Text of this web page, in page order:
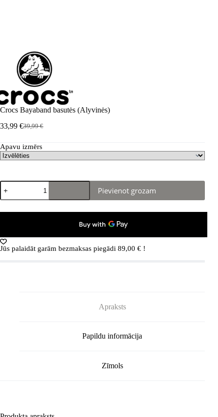
Crocs Bayaband basutės (Alyvinės)
39,99€
Sākotnējā
bija:
39,99 €.
33,99 €Pašreizējā
ir:
33,99 €.
Apavu izmērs
Crocs
Bayaband
basutės
Pievienot grozam
Jūs palaidāt garām bezmaksas piegādi 89,00 € !
Apraksts
Papildu informācija
Zīmols